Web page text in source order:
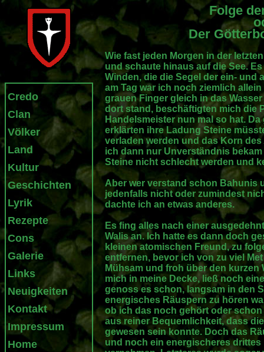
Credo
Clan
Völker
Land
Kultur
Geschichten
Lyrik
Rezepte
Cons
Galerie
Links
Neuigkeiten
Kontakt
Impressum
Home
Folge
Der
Wie fast jeden Morgen in der
und schaute hinaus auf die See.
Winden, die die Segel der ein- und
am Tag war ich noch ziemlich
grauen Finger gleich in das
dort stand, beschäftigten mich die
Handelsmeister nun mal so hat.
erklärten ihre Ladung Steine
verladen werden und das Korn
ich dann nur Unverständnis
Steine nicht schlecht werden und
Aber wer verstand schon Bahunis
jedenfalls nicht oder zumindest
dachte ich an etwas anderes.
Es fing alles nach einer
Walis an. Ich hatte es dann doch
kleinen atomischen Freund, zu
entfernen, bevor ich von zu viel
Mühsam und froh über den kurzen
mich in meine Decke, ließ noch
genoss es schon, langsam in den
energisches Räuspern zu hören
ob ich das noch gehört oder
aus reiner Bequemlichkeit, dass
gewesen sein konnte. Doch das
und noch ein energischeres